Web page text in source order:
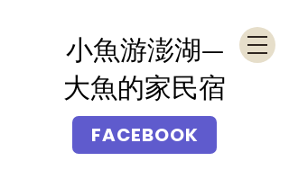
​小魚游澎湖—
大魚的家民宿
FACEBOOK